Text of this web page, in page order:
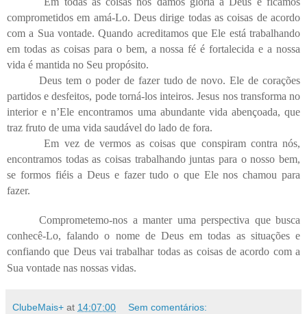
comprometidos em amá-Lo. Deus dirige todas as coisas de acordo
com a Sua vontade. Quando acreditamos que Ele está trabalhando
em todas as coisas para o bem, a nossa fé é fortalecida e a nossa
vida é mantida no Seu propósito.
Deus tem o poder de fazer tudo de novo. Ele de corações
partidos e desfeitos, pode torná-los inteiros. Jesus nos transforma no
interior e n’Ele encontramos uma abundante vida abençoada, que
traz fruto de uma vida saudável do lado de fora.
Em vez de vermos as coisas que conspiram contra nós,
encontramos todas as coisas trabalhando juntas para o nosso bem,
se formos fiéis a Deus e fazer tudo o que Ele nos chamou para
fazer.
Comprometemo-nos a manter uma perspectiva que busca
conhecê-Lo, falando o nome de Deus em todas as situações e
confiando que Deus vai trabalhar todas as coisas de acordo com a
Sua vontade nas nossas vidas.
ClubeMais+ at 14:07:00 Sem comentários: